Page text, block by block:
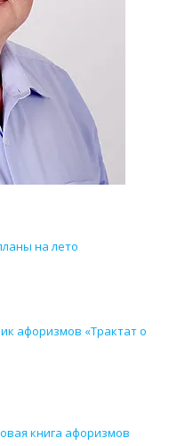
на лето
афоризмов «Трактат о
книга афоризмов